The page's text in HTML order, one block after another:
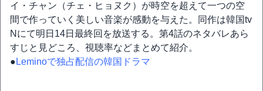
イ・チャン（チェ・ヒョヌク）が時空を超えて一つの空
間で作っていく美しい音楽が感動を与えた。同作は韓国tv
Nにて明日14日最終回を放送する。第4話のネタバレあら
すじと見どころ、視聴率などまとめて紹介。
● Leminoで独占配信の韓国ドラマ